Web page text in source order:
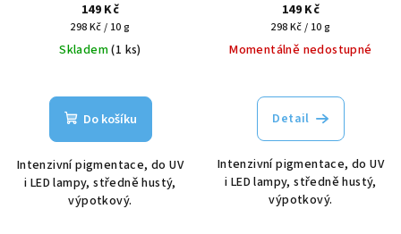
149 Kč
Měrná
cena:
298 Kč / 10 g
Skladem(1 ks)
Do košíku
Intenzivní pigmentace, do UV
i LED lampy, středně hustý,
výpotkový.
149 Kč
Měrná
cena:
298 Kč / 10 g
Momentálně nedostupné
Detail
Intenzivní pigmentace, do UV
i LED lampy, středně hustý,
výpotkový.